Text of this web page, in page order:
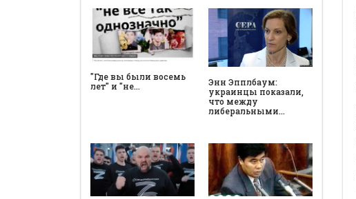
"Где вы были восемь
лет" и "не…
Энн Эпплбаум:
украинцы показали,
что между
либеральными…